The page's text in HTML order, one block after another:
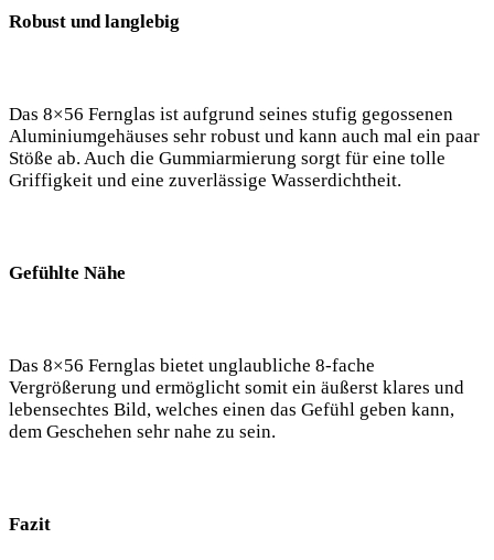
Robust und langlebig
Das 8×56 Fernglas ist aufgrund seines stufig gegossenen
Aluminiumgehäuses sehr robust und kann auch mal ein paar
Stöße ab. Auch die Gummiarmierung sorgt für eine tolle
Griffigkeit und eine zuverlässige Wasserdichtheit.
Gefühlte Nähe
Das 8×56 Fernglas bietet unglaubliche 8-fache
Vergrößerung und ermöglicht somit ein äußerst klares und
lebensechtes Bild, welches einen das Gefühl geben kann,
dem Geschehen sehr nahe zu sein.
Fazit